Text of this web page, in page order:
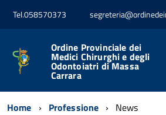
Tel.058570373
Ordine Provinciale dei
Medici Chirurghi e degli
Odontoiatri di Massa
Carrara
Home Professione News